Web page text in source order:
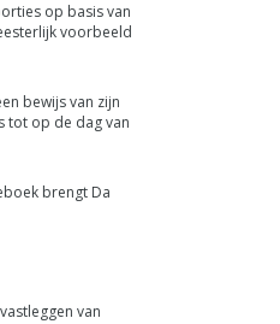
op basis van
voorbeeld
bewijs van zijn
tot op de dag van
brengt Da
van